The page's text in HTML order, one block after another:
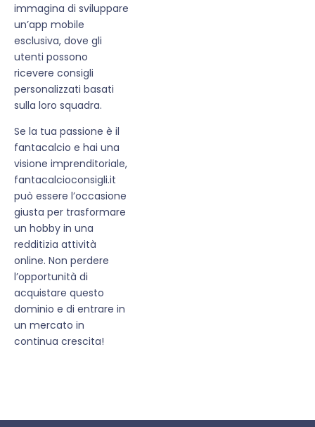
immagina di sviluppare
un’app mobile
esclusiva, dove gli
utenti possono
ricevere consigli
personalizzati basati
sulla loro squadra.
Se la tua passione è il
fantacalcio e hai una
visione imprenditoriale,
fantacalcioconsigli.it
può essere l’occasione
giusta per trasformare
un hobby in una
redditizia attività
online. Non perdere
l’opportunità di
acquistare questo
dominio e di entrare in
un mercato in
continua crescita!